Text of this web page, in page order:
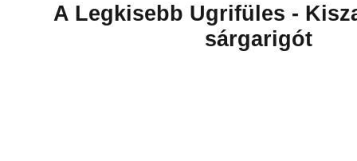
A Legkisebb Ugrifüles -
sárgarigót